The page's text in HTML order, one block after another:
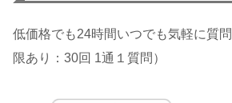
低価格でも24時間いつでも気軽に質
限あり：30回 1通１質問）